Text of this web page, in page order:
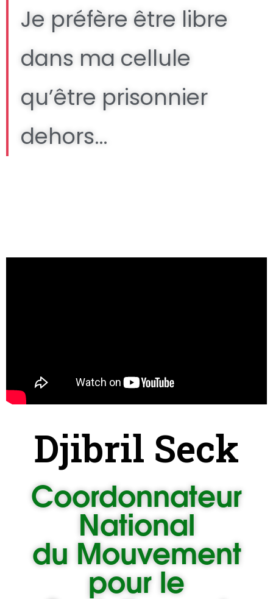
Je préfère être libre
dans ma cellule
qu’être prisonnier
dehors…
Djibril Seck
Coordonnateur
National
du Mouvement
pour le